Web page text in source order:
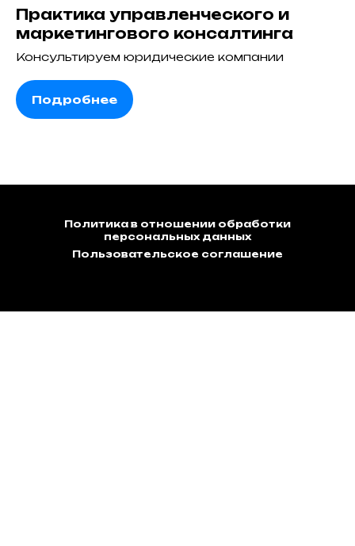
Практика управленческого и
маркетингового консалтинга
Консультируем юридические компании
Подробнее
Политика в отношении обработки
персональных данных
Пользовательское соглашение